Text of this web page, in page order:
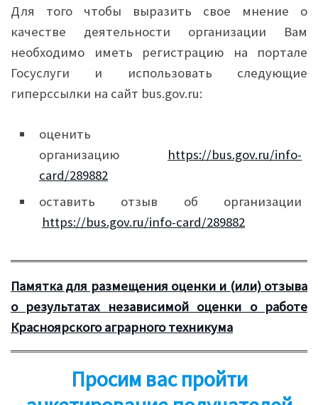
Для того чтобы выразить свое мнение о
качестве деятельности организации Вам
необходимо иметь регистрацию на портале
Госуслуги и использовать следующие
гиперссылки на сайт bus.gov.ru:
оценить
организацию https://bus.gov.ru/info-
card/289882
оставить отзыв об организации
https://bus.gov.ru/info-card/289882
Памятка для размещения оценки и (или) отзыва
о результатах независимой оценки о работе
Красноярского аграрного техникума
Просим вас пройти